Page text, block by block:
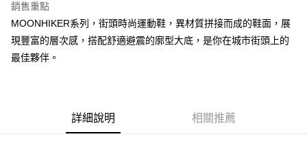
每筆NT$60，滿NT$1,000(含以上)免運費
宅配
每筆NT$80，滿NT$1,000(含以上)免運費
銷售重點
MOONHIKER系列，街頭時尚運動鞋，異材質拼接而成的鞋面，展
現豐富的層次感，搭配舒適避震的廓型大底，是你在城市街頭上的
最佳夥伴。
詳細說明 相關推薦